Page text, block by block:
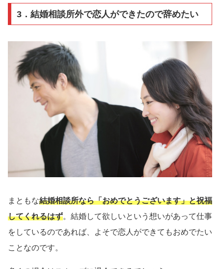
3．結婚相談所外で恋人ができたので辞めたい
まともな結婚相談所なら「おめでとうございます」と祝福
してくれるはず。結婚して欲しいという想いがあって仕事
をしているのであれば、よそで恋人ができてもおめでたい
ことなのです。